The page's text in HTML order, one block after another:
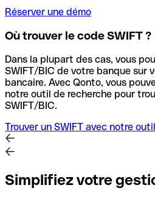
Réserver une démo
Où trouver le code SWIFT ?
Dans la plupart des cas, vous
SWIFT/BIC de votre banque sur
bancaire. Avec Qonto, vous
notre outil de recherche pour
SWIFT/BIC.
Trouver un SWIFT avec notre outil
Simplifiez votre